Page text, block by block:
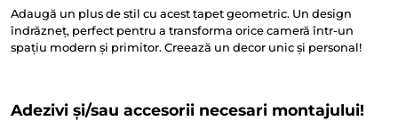
Adaugă un plus de stil cu acest tapet geometric. Un design
îndrăzneț, perfect pentru a transforma orice cameră într-un
spațiu modern și primitor. Creează un decor unic și personal!
Adezivi și/sau accesorii necesari montajului!